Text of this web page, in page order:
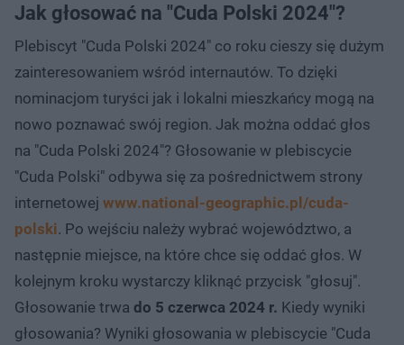
Jak głosować na "Cuda Polski 2024"?
Plebiscyt "Cuda Polski 2024" co roku cieszy się dużym
zainteresowaniem wśród internautów. To dzięki
nominacjom turyści jak i lokalni mieszkańcy mogą na
nowo poznawać swój region. Jak można oddać głos
na "Cuda Polski 2024"? Głosowanie w plebiscycie
"Cuda Polski" odbywa się za pośrednictwem strony
internetowej www.national-geographic.pl/cuda-
polski. Po wejściu należy wybrać województwo, a
następnie miejsce, na które chce się oddać głos. W
kolejnym kroku wystarczy kliknąć przycisk "głosuj".
Głosowanie trwa do 5 czerwca 2024 r. Kiedy wyniki
głosowania? Wyniki głosowania w plebiscycie "Cuda